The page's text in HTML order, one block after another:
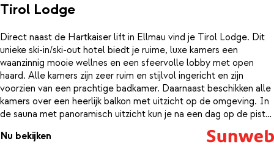
Tirol Lodge
Direct naast de Hartkaiser lift in Ellmau vind je Tirol Lodge. Dit
unieke ski-in/ski-out hotel biedt je ruime, luxe kamers een
waanzinnig mooie wellnes en een sfeervolle lobby met open
haard. Alle kamers zijn zeer ruim en stijlvol ingericht en zijn
voorzien van een prachtige badkamer. Daarnaast beschikken alle
kamers over een heerlijk balkon met uitzicht op de omgeving. In
de sauna met panoramisch uitzicht kun je na een dag op de piste
weer helemaal opwarmen. En in het verwarmde binnen-en
buitenzwembad met uitzicht op de besneeuwde bergtoppen kun
Nu bekijken